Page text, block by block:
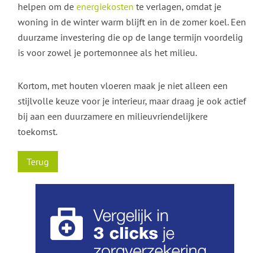
helpen om de energiekosten te verlagen, omdat je
woning in de winter warm blijft en in de zomer koel. Een
duurzame investering die op de lange termijn voordelig
is voor zowel je portemonnee als het milieu.
Kortom, met houten vloeren maak je niet alleen een
stijlvolle keuze voor je interieur, maar draag je ook actief
bij aan een duurzamere en milieuvriendelijkere
toekomst.
Terug